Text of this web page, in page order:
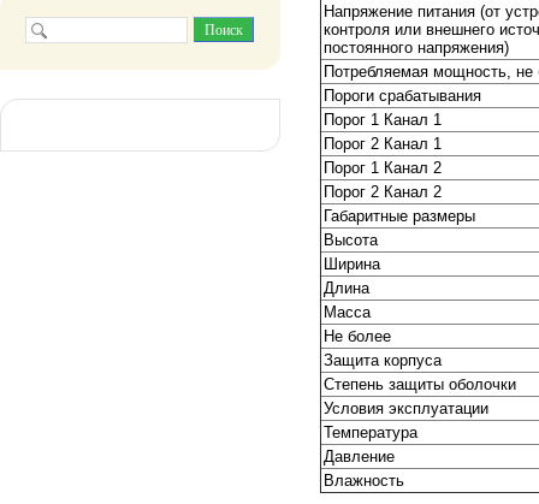
Напряжение питания (от
контроля или внешнего
постоянного напряжения)
Потребляемая мощность, не
Пороги срабатывания
Порог 1 Канал 1
Порог 2 Канал 1
Порог 1 Канал 2
Порог 2 Канал 2
Габаритные размеры
Высота
Ширина
Длина
Масса
Не более
Защита корпуса
Степень защиты оболочки
Условия эксплуатации
Температура
Давление
Влажность